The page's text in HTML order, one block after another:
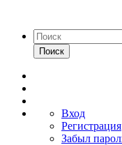
Поиск
Вход
Регистрация
Забыл